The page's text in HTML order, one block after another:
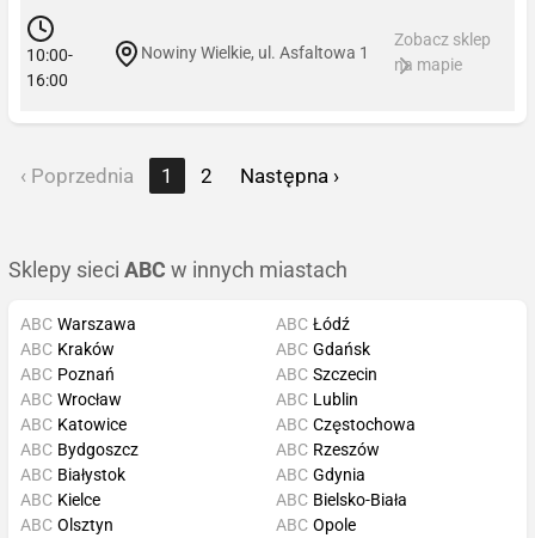
10:00-
16:00
Nowiny Wielkie, ul. Asfaltowa 1
Zobacz sklep
na mapie
‹ Poprzednia 1 2 Następna ›
Sklepy sieci ABC w innych miastach
ABC Warszawa
ABC Kraków
ABC Poznań
ABC Wrocław
ABC Łódź
ABC Gdańsk
ABC Szczecin
ABC Lublin
ABC Katowice
ABC Bydgoszcz
ABC Białystok
ABC Kielce
ABC Częstochowa
ABC Rzeszów
ABC Gdynia
ABC Bielsko-Biała
ABC Olsztyn
ABC Opole